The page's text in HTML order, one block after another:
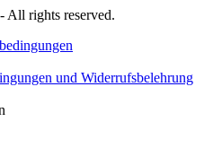
- All rights reserved.
und Widerrufsbelehrung